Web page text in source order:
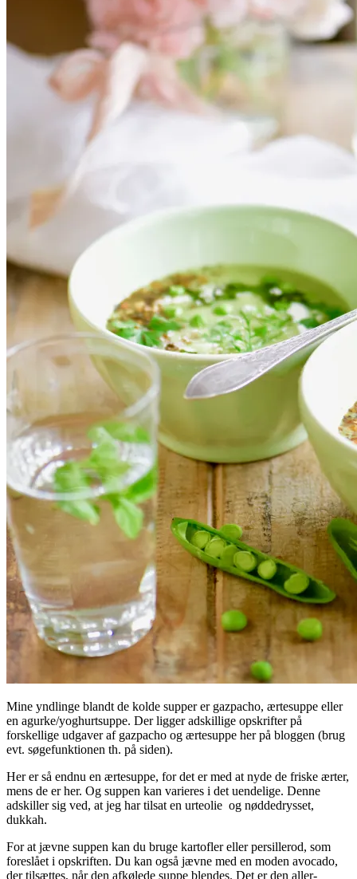
Mine yndlinge blandt de kolde supper er gazpacho, ærtesuppe eller
en agurke/yoghurtsuppe. Der ligger adskillige opskrifter på
forskellige udgaver af gazpacho og ærtesuppe her på bloggen (brug
evt. søgefunktionen th. på siden).
Her er så endnu en ærtesuppe, for det er med at nyde de friske ærter,
mens de er her. Og suppen kan varieres i det uendelige. Denne
adskiller sig ved, at jeg har tilsat en urteolie og nøddedrysset,
dukkah.
For at jævne suppen kan du bruge kartofler eller persillerod, som
foreslået i opskriften. Du kan også jævne med en moden avocado,
der tilsættes, når den afkølede suppe blendes. Det er den aller-